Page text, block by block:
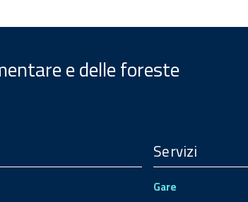
e delle foreste
Servizi
Gare